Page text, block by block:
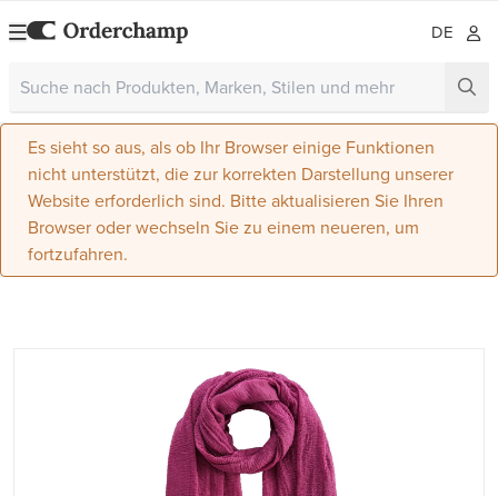
DE
Es sieht so aus, als ob Ihr Browser einige Funktionen
nicht unterstützt, die zur korrekten Darstellung unserer
Website erforderlich sind. Bitte aktualisieren Sie Ihren
Browser oder wechseln Sie zu einem neueren, um
fortzufahren.